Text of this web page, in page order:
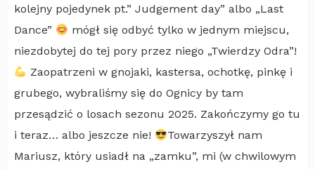
kolejny pojedynek pt.” Judgement day” albo „Last
Dance”
mógł się odbyć tylko w jednym miejscu,
niezdobytej do tej pory przez niego „Twierdzy Odra”!
Zaopatrzeni w gnojaki, kastersa, ochotkę, pinkę i
grubego, wybraliśmy się do Ognicy by tam
przesądzić o losach sezonu 2025. Zakończymy go tu
i teraz… albo jeszcze nie!
Towarzyszył nam
Mariusz, który usiadł na „zamku”, mi (w chwilowym